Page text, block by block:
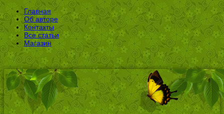
Главная
Об авторе
Контакты
Все статьи
Магазин